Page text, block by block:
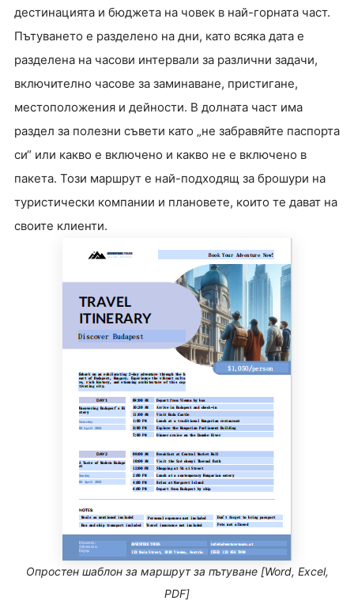
дестинацията и бюджета на човек в най-горната част.
Пътуването е разделено на дни, като всяка дата е
разделена на часови интервали за различни задачи,
включително часове за заминаване, пристигане,
местоположения и дейности. В долната част има
раздел за полезни съвети като „не забравяйте паспорта
си“ или какво е включено и какво не е включено в
пакета. Този маршрут е най-подходящ за брошури на
туристически компании и плановете, които те дават на
своите клиенти.
Опростен шаблон за маршрут за пътуване [Word, Excel,
PDF]